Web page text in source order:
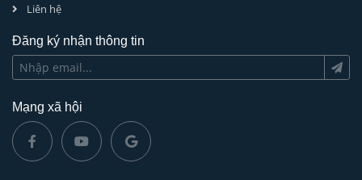
Liên hệ
Đăng ký nhận thông tin
Mạng xã hội